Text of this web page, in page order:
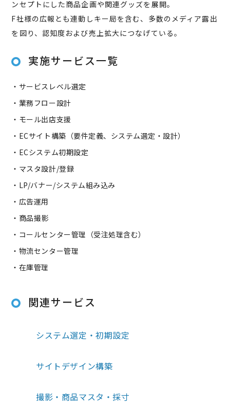
ンセプトにした商品企画や関連グッズを展開。
F社様の広報とも連動しキー局を含む、多数のメディア露出
を図り、認知度および売上拡大につなげている。
実施サービス一覧
・サービスレベル選定
・業務フロー設計
・モール出店支援
・ECサイト構築（要件定義、システム選定・設計）
・ECシステム初期設定
・マスタ設計/登録
・LP/バナー/システム組み込み
・広告運用
・商品撮影
・コールセンター管理（受注処理含む）
・物流センター管理
・在庫管理
関連サービス
システム選定・初期設定
サイトデザイン構築
撮影・商品マスタ・採寸